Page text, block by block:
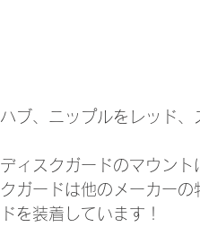
ハブ、ニップルをレッド、
ディスクガードのマウン
クガードは他のメーカー
ドを装着しています！